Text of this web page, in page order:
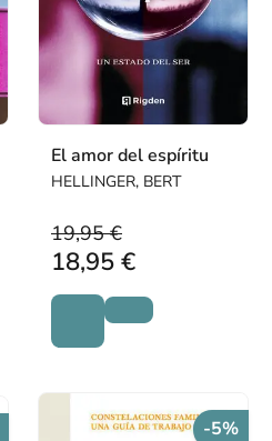
El amor del espíritu
HELLINGER, BERT
19,95 €
18,95 €
-5%